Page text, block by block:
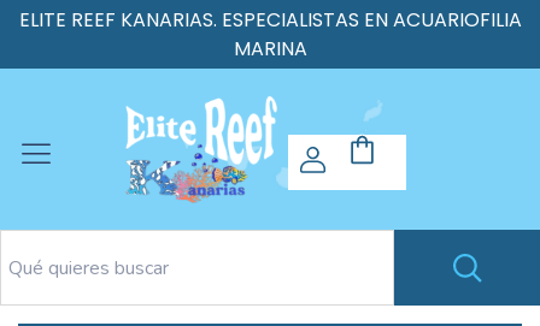
ELITE REEF KANARIAS. ESPECIALISTAS EN ACUARIOFILIA
MARINA